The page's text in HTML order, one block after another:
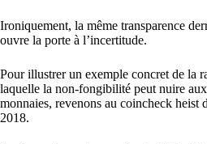
Ironiquement, la même transparence
ouvre la porte à l’incertitude.
Pour illustrer un exemple concret de la
laquelle la non-fongibilité peut nuire
monnaies, revenons au coincheck heist
2018.